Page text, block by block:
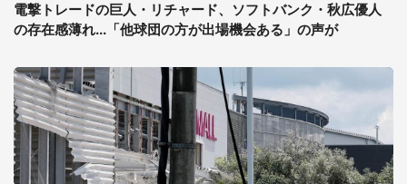
電撃トレードの巨人・リチャード、ソフトバンク・秋広優人
の存在感薄れ...「他球団の方が出場機会ある」の声が